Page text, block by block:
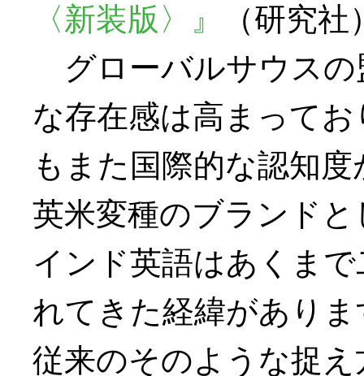
〈新装版〉』
（研究
グローバルサウスの
な存在感は高まって
もまた国際的な認知
英米変種のブランド
インド英語はあくま
れてきた経緯があり
従来のそのような捉